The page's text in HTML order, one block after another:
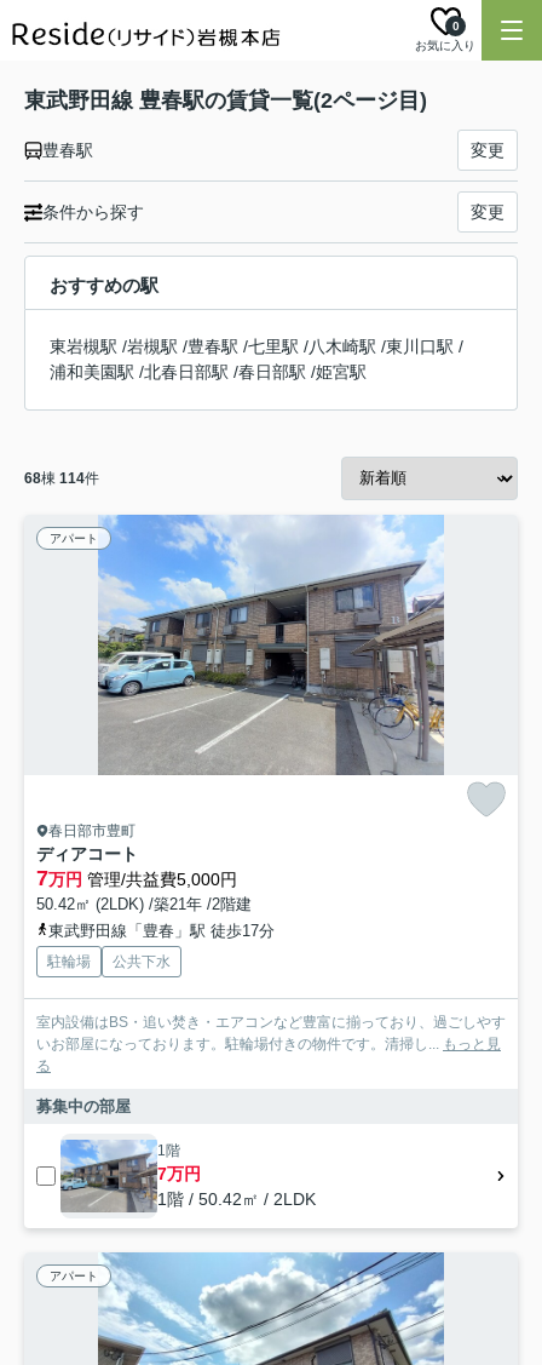
お気に入り
0
東武野田線 豊春駅の賃貸一覧(2ページ目)
豊春駅 変更
条件から探す 変更
おすすめの駅
東岩槻駅 /岩槻駅 /豊春駅 /七里駅 /八木崎駅 /東川口駅 /
浦和美園駅 /北春日部駅 /春日部駅 /姫宮駅
68棟 114件
アパート
春日部市豊町
ディアコート
7万円 管理/共益費5,000円
50.42㎡ (2LDK) /築21年 /2階建
東武野田線「豊春」駅 徒歩17分
駐輪場 公共下水
室内設備はBS・追い焚き・エアコンなど豊富に揃っており、過ごしやす
いお部屋になっております。駐輪場付きの物件です。清掃し... もっと見
る
募集中の部屋
1階
7万円
1階 / 50.42㎡ / 2LDK
アパート